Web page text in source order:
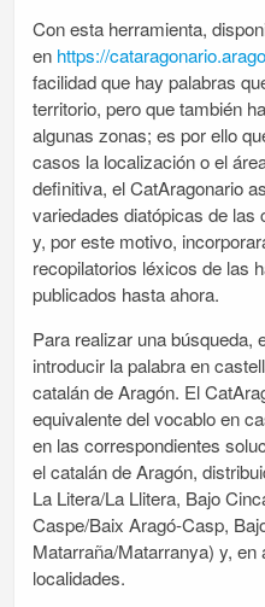
Con esta herramienta,
en https://
facilidad que hay palabras
territorio, pero que también
algunas zonas; es por ello
casos la localización o el
definitiva, el CatAragonario
variedades diatópicas de
y, por este motivo,
recopilatorios léxicos de las
publicados hasta ahora.
Para realizar una búsqueda,
introducir la palabra en
catalán de Aragón. El
equivalente del vocablo en
en las correspondientes
el catalán de Aragón,
La Litera/La Llitera, Bajo
Caspe/Baix Aragó-Casp,
Matarraña/Matarranya) y,
localidades.